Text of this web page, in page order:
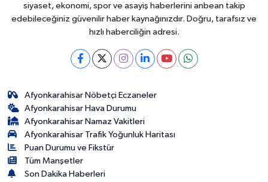
siyaset, ekonomi, spor ve asayiş haberlerini anbean takip
edebileceğiniz güvenilir haber kaynağınızdır. Doğru, tarafsız ve
hızlı haberciliğin adresi.
Afyonkarahisar Nöbetçi Eczaneler
Afyonkarahisar Hava Durumu
Afyonkarahisar Namaz Vakitleri
Afyonkarahisar Trafik Yoğunluk Haritası
Puan Durumu ve Fikstür
Tüm Manşetler
Son Dakika Haberleri